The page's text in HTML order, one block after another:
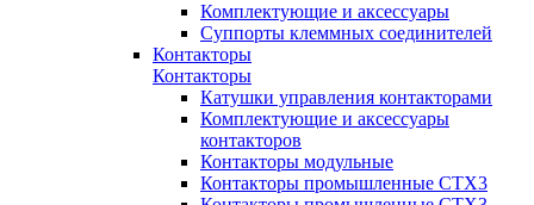
Комплектующие и аксессуары
Суппорты клеммных соединителей
Контакторы
Контакторы
Катушки управления контакторами
Комплектующие и аксессуары
контакторов
Контакторы модульные
Контакторы промышленные CTX3